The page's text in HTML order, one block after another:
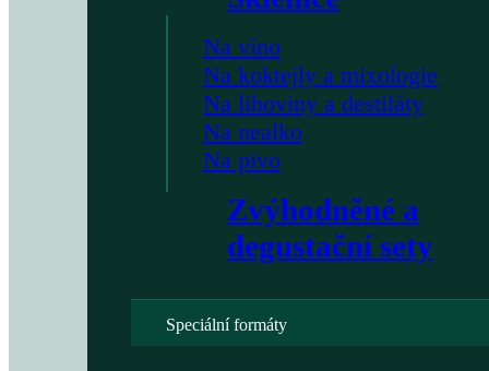
Na víno
Na koktejly a mixologie
Na lihoviny a destiláty
Na nealko
Na pivo
Zvýhodněné a
degustační sety
Speciální formáty